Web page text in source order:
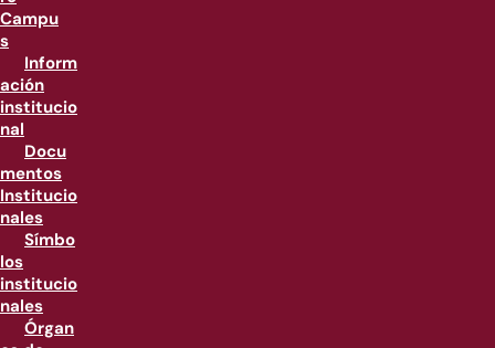
Campu
s
Inform
ación
institucio
nal
Docu
mentos
Institucio
nales
Símbo
los
institucio
nales
Órgan